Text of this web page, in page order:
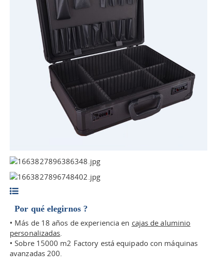
Por qué elegirnos ?
• Más de 18 años de experiencia en cajas de aluminio
personalizadas.
• Sobre 15000 m2 Factory está equipado con máquinas
avanzadas 200.